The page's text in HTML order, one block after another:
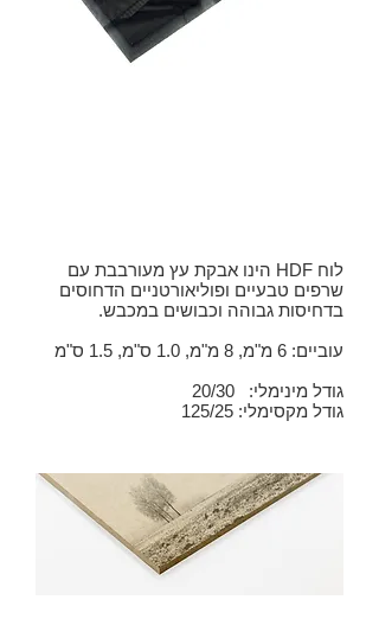
לוח HDF הינו אבקת עץ מעורבבת עם
שרפים טבעיים ופוליאורטניים הדחוסים
בדחיסות גבוהה וכבושים במכבש.
עוביים: 6 מ"מ, 8 מ"מ, 1.0 ס"מ, 1.5 ס"מ
גודל מינימלי: 20/30
גודל מקסימלי: 125/25